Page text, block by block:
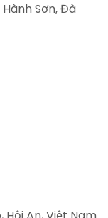
Sơn, Đà